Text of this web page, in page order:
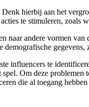
hierbij aan het
te stimuleren, zoals
andere vormen
gegevens,
te
Om deze problemen
die al toegang